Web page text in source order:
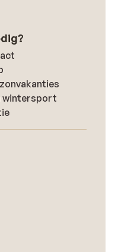
wintersport